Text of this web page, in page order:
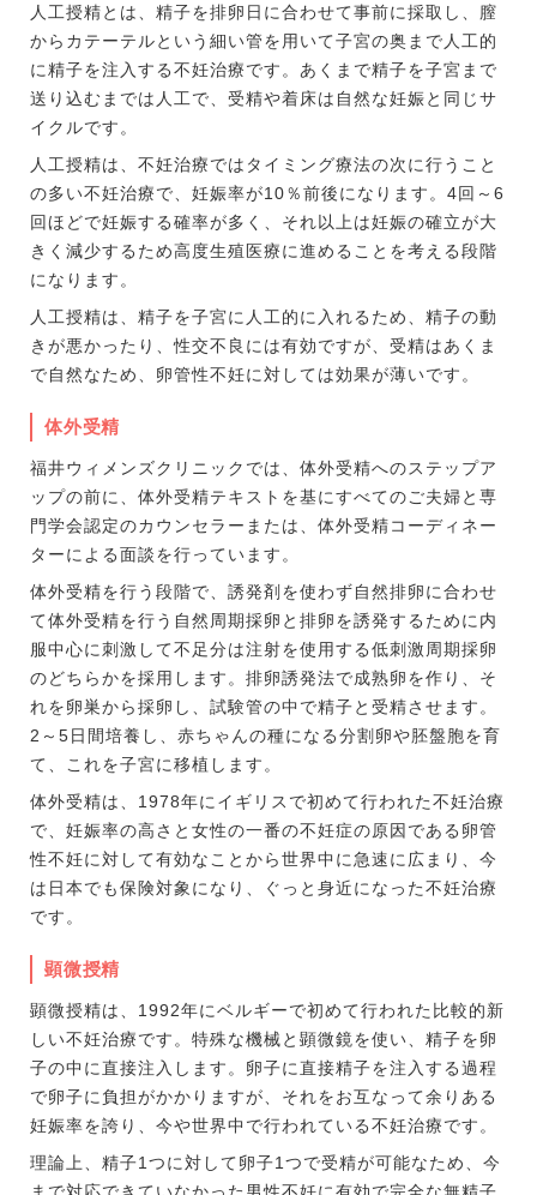
人工授精とは、精子を排卵日に合わせて事前に採取し、膣
からカテーテルという細い管を用いて子宮の奥まで人工的
に精子を注入する不妊治療です。あくまで精子を子宮まで
送り込むまでは人工で、受精や着床は自然な妊娠と同じサ
イクルです。
人工授精は、不妊治療ではタイミング療法の次に行うこと
の多い不妊治療で、妊娠率が10％前後になります。4回～6
回ほどで妊娠する確率が多く、それ以上は妊娠の確立が大
きく減少するため高度生殖医療に進めることを考える段階
になります。
人工授精は、精子を子宮に人工的に入れるため、精子の動
きが悪かったり、性交不良には有効ですが、受精はあくま
で自然なため、卵管性不妊に対しては効果が薄いです。
体外受精
福井ウィメンズクリニックでは、体外受精へのステップア
ップの前に、体外受精テキストを基にすべてのご夫婦と専
門学会認定のカウンセラーまたは、体外受精コーディネー
ターによる面談を行っています。
体外受精を行う段階で、誘発剤を使わず自然排卵に合わせ
て体外受精を行う自然周期採卵と排卵を誘発するために内
服中心に刺激して不足分は注射を使用する低刺激周期採卵
のどちらかを採用します。排卵誘発法で成熟卵を作り、そ
れを卵巣から採卵し、試験管の中で精子と受精させます。
2～5日間培養し、赤ちゃんの種になる分割卵や胚盤胞を育
て、これを子宮に移植します。
体外受精は、1978年にイギリスで初めて行われた不妊治療
で、妊娠率の高さと女性の一番の不妊症の原因である卵管
性不妊に対して有効なことから世界中に急速に広まり、今
は日本でも保険対象になり、ぐっと身近になった不妊治療
です。
顕微授精
顕微授精は、1992年にベルギーで初めて行われた比較的新
しい不妊治療です。特殊な機械と顕微鏡を使い、精子を卵
子の中に直接注入します。卵子に直接精子を注入する過程
で卵子に負担がかかりますが、それをお互なって余りある
妊娠率を誇り、今や世界中で行われている不妊治療です。
理論上、精子1つに対して卵子1つで受精が可能なため、今
まで対応できていなかった男性不妊に有効で完全な無精子